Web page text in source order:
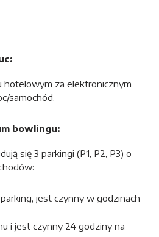
hotelowym za elektronicznym
samochód.
bowlingu:
się 3 parkingi (P1, P2, P3) o
jest czynny w godzinach
i jest czynny 24 godziny na